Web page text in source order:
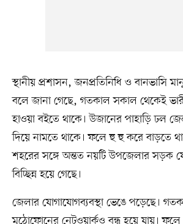
স্থানীয় প্রশাসন, জনপ্রতিনিধি ও বানভাসি
বলে জানা গেছে, গতকাল সকাল থেকেই
হাওয়া বইতে থাকে। উজানের পাহাড়ি ঢল
দিয়ে নামতে থাকে। ফলে হু হু করে বাড়তে
শহরের সঙ্গে অন্তত নয়টি উপজেলার সড়ক
বিচ্ছিন্ন হয়ে গেছে।
জেলার যোগাযোগব্যবস্থা ভেঙে পড়েছে।
মুঠোফোনের নেটওয়ার্কও বন্ধ হয়ে যায়।